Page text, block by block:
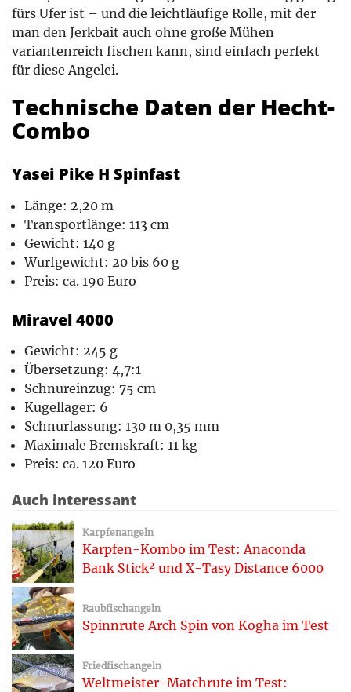
fürs Ufer ist – und die leichtläufige Rolle, mit der
man den Jerkbait auch ohne große Mühen
variantenreich fischen kann, sind einfach perfekt
für diese Angelei.
Technische Daten der Hecht-
Combo
Yasei Pike H Spinfast
Länge: 2,20 m
Transportlänge: 113 cm
Gewicht: 140 g
Wurfgewicht: 20 bis 60 g
Preis: ca. 190 Euro
Miravel 4000
Gewicht: 245 g
Übersetzung: 4,7:1
Schnureinzug: 75 cm
Kugellager: 6
Schnurfassung: 130 m 0,35 mm
Maximale Bremskraft: 11 kg
Preis: ca. 120 Euro
Auch interessant
Karpfenangeln
Karpfen-Kombo im Test: Anaconda
Bank Stick² und X-Tasy Distance 6000
Raubfischangeln
Spinnrute Arch Spin von Kogha im Test
Friedfischangeln
Weltmeister-Matchrute im Test: